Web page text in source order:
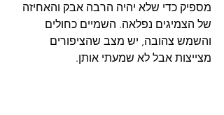
מספיק כדי שלא יהיה הרבה אבק והאחיזה
של הצמיגים נפלאה. השמיים כחולים
והשמש צהובה, יש מצב שהציפורים
מצייצות אבל לא שמעתי אותן.